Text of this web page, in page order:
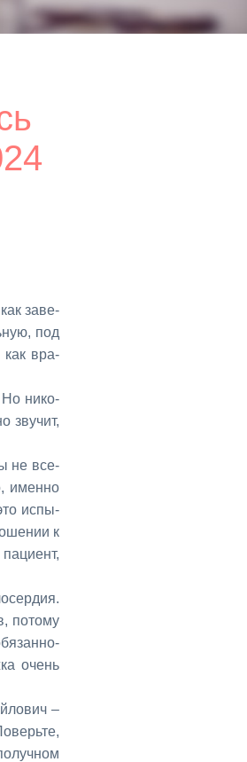
за­ве­
под
как вра­
Но ни­ко­
зву­чит,
не все­
имен­но
ис­пы­
к
по­то­му
очень
–